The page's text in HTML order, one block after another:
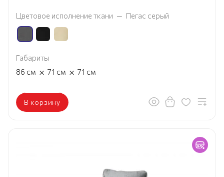
Цветовое исполнение ткани — Пегас серый
Габариты
86 см × 71 см × 71 см
В корзину